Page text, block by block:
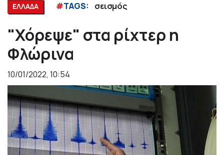
ΕΛΛΑΔΑ #TAGS: σεισμός
"Χόρεψε" στα ρίχτερ η
Φλώρινα
10/01/2022, 10:54